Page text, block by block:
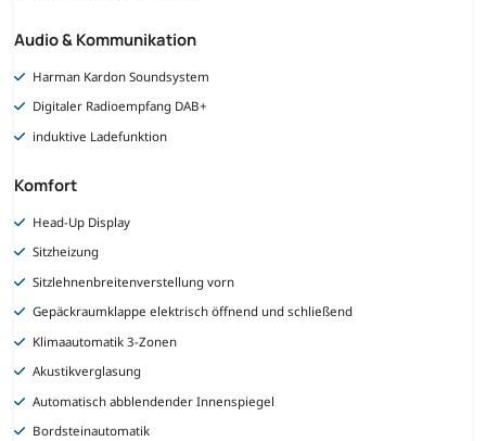
Audio & Kommunikation
Harman Kardon Soundsystem
Digitaler Radioempfang DAB+
induktive Ladefunktion
Komfort
Head-Up Display
Sitzheizung
Sitzlehnenbreitenverstellung vorn
Gepäckraumklappe elektrisch öffnend und schließend
Klimaautomatik 3-Zonen
Akustikverglasung
Automatisch abblendender Innenspiegel
Bordsteinautomatik